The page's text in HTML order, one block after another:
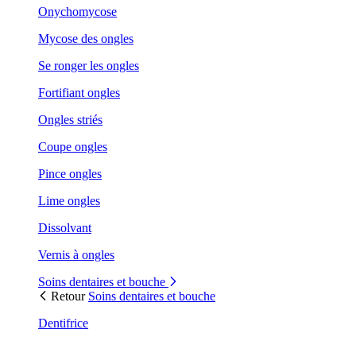
Onychomycose
Mycose des ongles
Se ronger les ongles
Fortifiant ongles
Ongles striés
Coupe ongles
Pince ongles
Lime ongles
Dissolvant
Vernis à ongles
Soins dentaires et bouche
Retour Soins dentaires et bouche
Dentifrice